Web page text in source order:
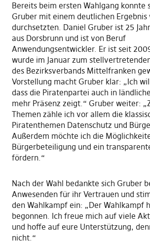
Bereits beim ersten Wahlgang konnte
Gruber mit einem deutlichen Ergebnis
durchsetzten. Daniel Gruber ist 25
aus Dorsbrunn und ist von Beruf
Anwendungsentwickler. Er ist seit
wurde im Januar zum
des Bezirksverbands Mittelfranken
Vorstellung macht Gruber klar: „Ich
dass die Piratenpartei auch in
mehr Präsenz zeigt.“ Gruber weiter:
Themen zähle ich vor allem die
Piratenthemen Datenschutz und
Außerdem möchte ich die
Bürgerbeteiligung und ein
fördern.“
Nach der Wahl bedankte sich Gruber
Anwesenden für ihr Vertrauen und
den Wahlkampf ein: „Der Wahlkampf
begonnen. Ich freue mich auf viele
und hoffe auf eure Unterstützung,
nicht.“